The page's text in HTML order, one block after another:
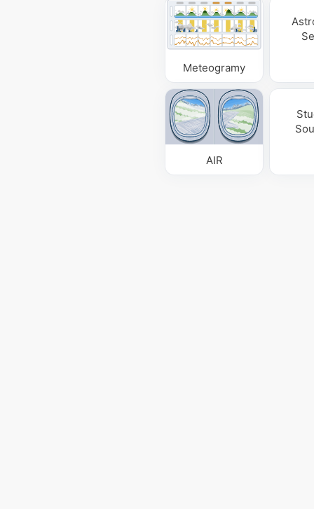
Meteogramy
AIR